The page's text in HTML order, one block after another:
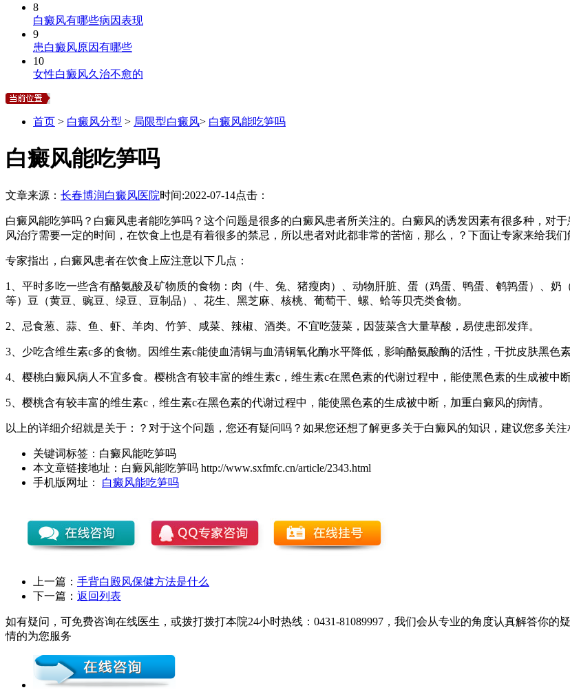
8
白癜风有哪些病因表现
9
患白癜风原因有哪些
10
女性白癜风久治不愈的
首页 > 白癜风分型 > 局限型白癜风> 白癜风能吃笋吗
白癜风能吃笋吗
文章来源： 长春博润白癜风医院时间:2022-07-14点击：
白癜风能吃笋吗？白癜风患者能吃笋吗？这个问题是很多的白癜风患者所关注的。白癜风的诱发因素有很多种，对
风治疗需要一定的时间，在饮食上也是有着很多的禁忌，所以患者对此都非常的苦恼，那么，？下面让专家来给我们
专家指出，白癜风患者在饮食上应注意以下几点：
1、平时多吃一些含有酪氨酸及矿物质的食物：肉（牛、兔、猪瘦肉）、动物肝脏、蛋（鸡蛋、鸭蛋、鹌鹑蛋）、
等）豆（黄豆、豌豆、绿豆、豆制品）、花生、黑芝麻、核桃、葡萄干、螺、蛤等贝壳类食物。
2、忌食葱、蒜、鱼、虾、羊肉、竹笋、咸菜、辣椒、酒类。不宜吃菠菜，因菠菜含大量草酸，易使患部发痒。
3、少吃含维生素c多的食物。因维生素c能使血清铜与血清铜氧化酶水平降低，影响酪氨酸酶的活性，干扰皮肤黑色素
4、樱桃白癜风病人不宜多食。樱桃含有较丰富的维生素c，维生素c在黑色素的代谢过程中，能使黑色素的生成被中
5、樱桃含有较丰富的维生素c，维生素c在黑色素的代谢过程中，能使黑色素的生成被中断，加重白癜风的病情。
以上的详细介绍就是关于：？对于这个问题，您还有疑问吗？如果您还想了解更多关于白癜风的知识，建议您多关
关键词标签： 白癜风能吃笋吗
本文章链接地址： 白癜风能吃笋吗 http://www.sxfmfc.cn/article/2343.html
手机版网址：
白癜风能吃笋吗
上一篇： 手背白殿风保健方法是什么
下一篇： 返回列表
如有疑问，可免费咨询在线医生，或拨打拨打本院24小时热线：0431-81089997，我们会从专业的角度认真解答你
情的为您服务